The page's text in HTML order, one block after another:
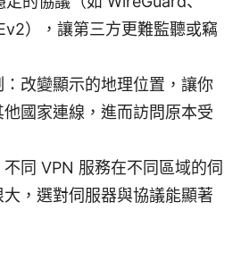
），讓第三方更難監聽或竊
改變顯示的地理位置，讓你
國家連線，進而訪問原本受
同 VPN 服務在不同區域的伺
，選對伺服器與協議能顯著